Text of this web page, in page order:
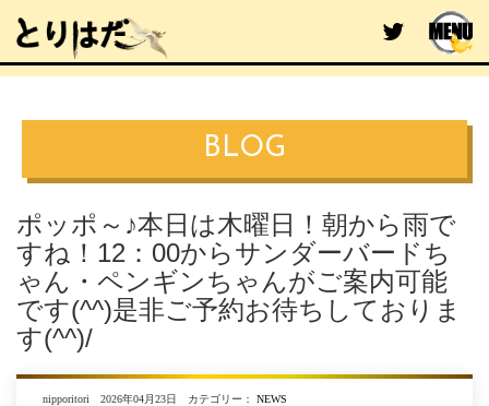
BLOG
ポッポ～♪本日は木曜日！朝から雨で
すね！12：00からサンダーバードち
ゃん・ペンギンちゃんがご案内可能
です(^^)是非ご予約お待ちしておりま
す(^^)/
nipporitori 2026年04月23日 カテゴリー： NEWS